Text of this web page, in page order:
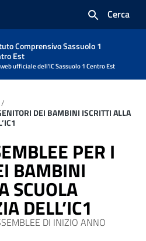
Cerca
Comprensivo Sassuolo 1
Est
ufficiale dell'IC Sassuolo 1 Centro Est
/
DEI BAMBINI ISCRITTI ALLA
PER I
BAMBINI
SCUOLA
DELL’IC1
DI INIZIO ANNO